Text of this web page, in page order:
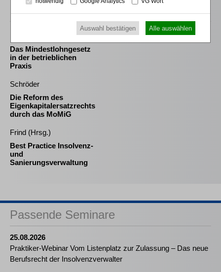
Passende Bücher
Pötters LL.M. (Cambridge) / Krause / Mückl
Das Mindestlohngesetz
in der betrieblichen
Praxis
Schröder
Die Reform des
Eigenkapitalersatzrechts
durch das MoMiG
Frind (Hrsg.)
Best Practice Insolvenz-
und
Sanierungsverwaltung
Passende Seminare
25.08.2026
Praktiker-Webinar Vom Listenplatz zur Zulassung – Das neue
Berufsrecht der Insolvenzverwalter
Auswahl bestätigen Alle auswählen